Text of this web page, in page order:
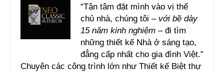
“Tận tâm đặt mình vào vị thế
chủ nhà, chúng tôi – với bề dày
15 năm kinh nghiệm – đi tìm
những thiết kế Nhà ở sáng tạo,
đẳng cấp nhất cho gia đình Việt.”
Chuyên các công trình lớn như Thiết kế Biệt thự